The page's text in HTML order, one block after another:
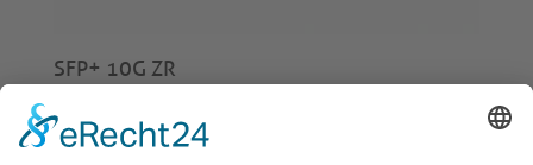
SFP+ 10G ZR
€